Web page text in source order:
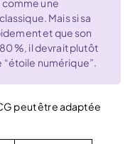
Mais si sa
et que son
%, il devrait plutôt
numérique”.
peut être adaptée